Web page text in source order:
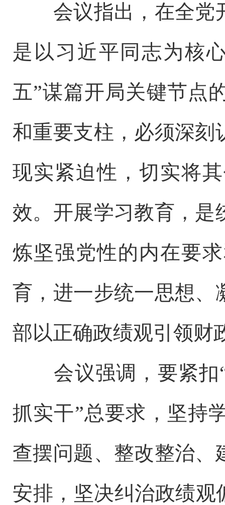
会议指出，在全党
是以习近平同志为核
五”谋篇开局关键节点
和重要支柱，必须深刻
现实紧迫性 ， 切实将
效。 开展学习教育，是
炼坚强党性的内在要
育， 进一步统一思想、
部以正确政绩观引领财
会议强调，要紧扣
抓实干”总要求， 坚持
查摆问题、整改整治、
安排 ， 坚决纠治政绩观